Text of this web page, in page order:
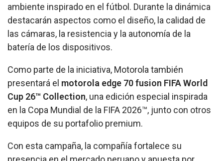
ambiente inspirado en el fútbol. Durante la dinámica
destacarán aspectos como el diseño, la calidad de
las cámaras, la resistencia y la autonomía de la
batería de los dispositivos.
Como parte de la iniciativa, Motorola también
presentará el motorola edge 70 fusion FIFA World
Cup 26™ Collection, una edición especial inspirada
en la Copa Mundial de la FIFA 2026™, junto con otros
equipos de su portafolio premium.
Con esta campaña, la compañía fortalece su